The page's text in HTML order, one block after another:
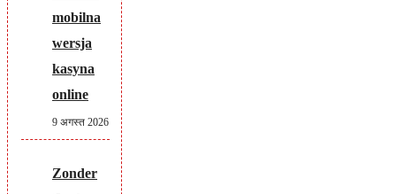
mobilna
wersja
kasyna
online
9 अगस्त 2026
Zonder